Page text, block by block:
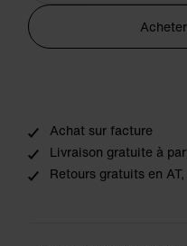
Achat sur facture
Livraison gratuite à
Retours gratuits en